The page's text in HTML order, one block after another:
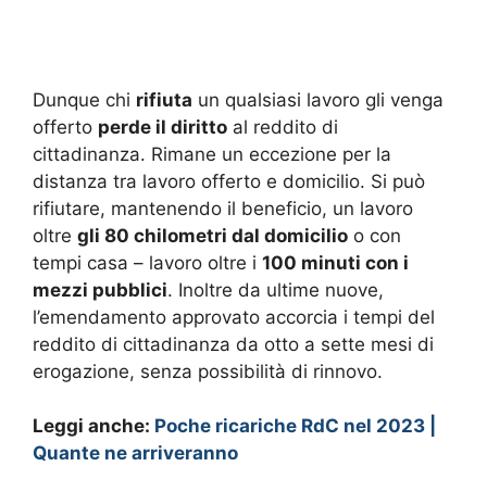
Dunque chi rifiuta un qualsiasi lavoro gli venga
offerto perde il diritto al reddito di
cittadinanza. Rimane un eccezione per la
distanza tra lavoro offerto e domicilio. Si può
rifiutare, mantenendo il beneficio, un lavoro
oltre gli 80 chilometri dal domicilio o con
tempi casa – lavoro oltre i 100 minuti con i
mezzi pubblici. Inoltre da ultime nuove,
l’emendamento approvato accorcia i tempi del
reddito di cittadinanza da otto a sette mesi di
erogazione, senza possibilità di rinnovo.
Leggi anche: Poche ricariche RdC nel 2023 |
Quante ne arriveranno